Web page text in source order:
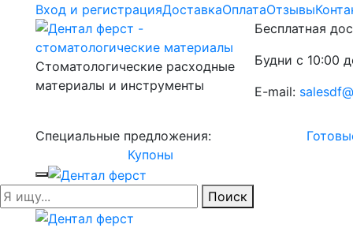
Вход и регистрацияДоставкаОплатаОтзывы
Стоматологические расходные
материалы и инструменты
Бесплатная
Будни с 10:00
E-mail:
Специальные предложения:
Купоны
Поиск